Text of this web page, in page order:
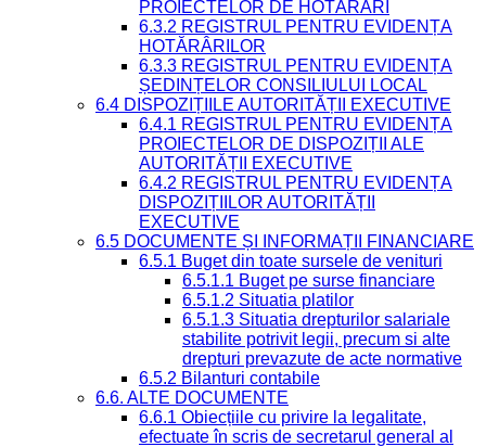
PROIECTELOR DE HOTĂRÂRI
6.3.2 REGISTRUL PENTRU EVIDENȚA
HOTĂRÂRILOR
6.3.3 REGISTRUL PENTRU EVIDENȚA
ȘEDINȚELOR CONSILIULUI LOCAL
6.4 DISPOZIȚIILE AUTORITĂȚII EXECUTIVE
6.4.1 REGISTRUL PENTRU EVIDENȚA
PROIECTELOR DE DISPOZIȚII ALE
AUTORITĂȚII EXECUTIVE
6.4.2 REGISTRUL PENTRU EVIDENȚA
DISPOZIȚIILOR AUTORITĂȚII
EXECUTIVE
6.5 DOCUMENTE ȘI INFORMAȚII FINANCIARE
6.5.1 Buget din toate sursele de venituri
6.5.1.1 Buget pe surse financiare
6.5.1.2 Situatia platilor
6.5.1.3 Situatia drepturilor salariale
stabilite potrivit legii, precum si alte
drepturi prevazute de acte normative
6.5.2 Bilanturi contabile
6.6. ALTE DOCUMENTE
6.6.1 Obiecțiile cu privire la legalitate,
efectuate în scris de secretarul general al